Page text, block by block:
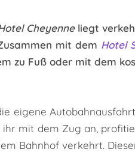
Cheyenne liegt
mit dem Hotel
zu Fuß oder mit dem
eigene
ihr mit dem Zug an,
Bahnhof verkehrt.